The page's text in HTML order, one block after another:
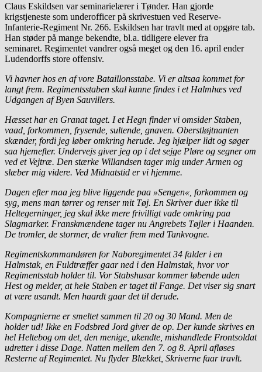
Claus Eskildsen var seminarielærer i Tønder. Han gjorde
krigstjeneste som underofficer på skrivestuen ved Reserve-
Infanterie-Regiment Nr. 266. Eskildsen har travlt med at opgøre tab.
Han støder på mange bekendte, bl.a. tidligere elever fra
seminaret. Regimentet vandrer også meget og den 16. april ender
Ludendorffs store offensiv.
Vi havner hos en af vore Bataillonsstabe. Vi er altsaa kommet for
langt frem. Regimentsstaben skal kunne findes i et Halmhæs ved
Udgangen af Byen Sauvillers.
Hæsset har en Granat taget. I et Hegn finder vi omsider Staben,
vaad, forkommen, frysende, sultende, gnaven. Oberstløjtnanten
skænder, fordi jeg løber omkring herude. Jeg hjælper lidt og søger
saa hjemefter. Undervejs giver jeg op i det sejge Pløre og segner om
ved et Vejtræ. Den stærke Willandsen tager mig under Armen og
slæber mig videre. Ved Midnatstid er vi hjemme.
Dagen efter maa jeg blive liggende paa »Sengen«, forkommen og
syg, mens man tørrer og renser mit Tøj. En Skriver duer ikke til
Heltegerninger, jeg skal ikke mere frivilligt vade omkring paa
Slagmarker. Franskmændene tager nu Angrebets Tøjler i Haanden.
De tromler, de stormer, de vralter frem med Tankvogne.
Regimentskommandøren for Naboregimentet 34 falder i en
Halmstak, en Fuldtræffer gaar ned i den Halmstak, hvor vor
Regimentsstab holder til. Vor Stabshusar kommer løbende uden
Hest og melder, at hele Staben er taget til Fange. Det viser sig snart
at være usandt. Men haardt gaar det til derude.
Kompagnierne er smeltet sammen til 20 og 30 Mand. Men de
holder ud! Ikke en Fodsbred Jord giver de op. Der kunde skrives en
hel Heltebog om det, den menige, ukendte, mishandlede Frontsoldat
udretter i disse Dage. Natten mellem den 7. og 8. April afløses
Resterne af Regimentet. Nu flyder Blækket, Skriverne faar travlt.